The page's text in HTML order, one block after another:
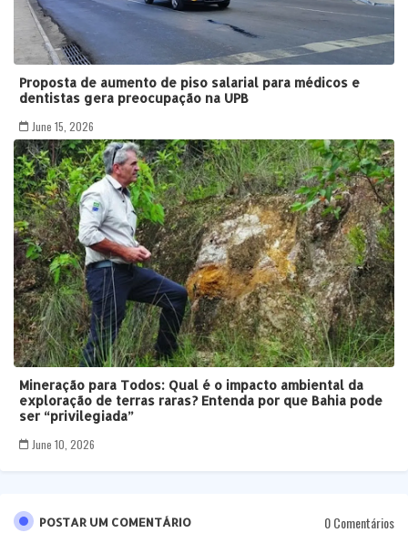
Proposta de aumento de piso salarial para médicos e
dentistas gera preocupação na UPB
June 15, 2026
Mineração para Todos: Qual é o impacto ambiental da
exploração de terras raras? Entenda por que Bahia pode
ser “privilegiada”
June 10, 2026
POSTAR UM COMENTÁRIO 0 Comentários